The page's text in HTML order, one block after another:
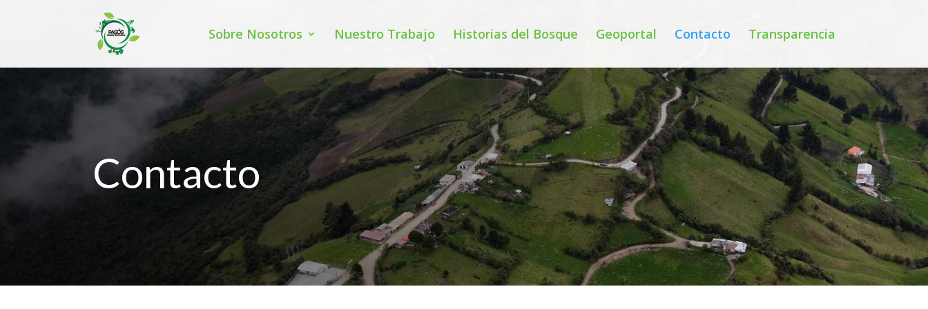
Sobre Nosotros Nuestro Trabajo Historias del Bosque Geoportal Contacto Transparencia
Contacto